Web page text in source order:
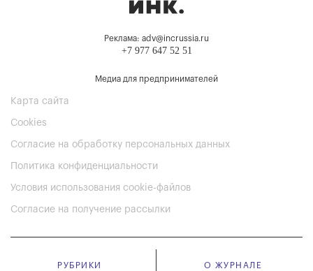
Реклама: adv@incrussia.ru
+7 977 647 52 51
Медиа для предпринимателей
Карта сайта
Cookies
Согласие на обработку персональных данных
Политика конфиденциальности
Условия использования cookie-файлов
Согласие на получение рассылки
РУБРИКИ О ЖУРНАЛЕ